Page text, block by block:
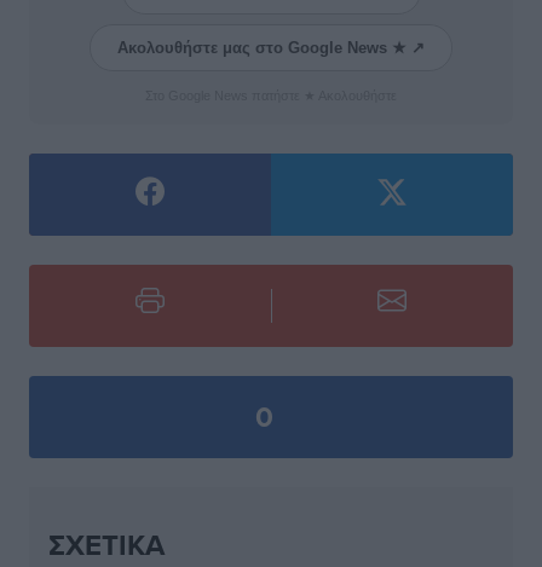
Ακολουθήστε μας στο Google News ★ ↗
0
ΣΧΕΤΙΚΆ